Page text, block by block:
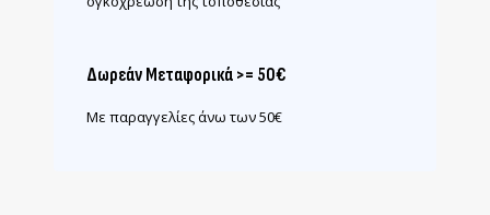
Δωρεάν Μεταφορικά >= 50€
Με παραγγελίες άνω των 50€